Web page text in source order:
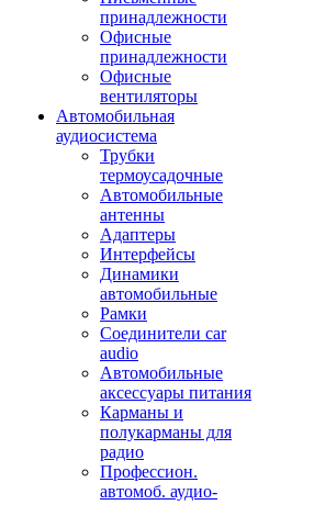
принадлежности
Офисные
принадлежности
Офисные
вентиляторы
Автомобильная
аудиосистема
Трубки
термоусадочные
Автомобильные
антенны
Адаптеры
Интерфейсы
Динамики
автомобильные
Рамки
Соединители car
audio
Автомобильные
аксессуары питания
Карманы и
полукарманы для
радио
Профессион.
автомоб. аудио-